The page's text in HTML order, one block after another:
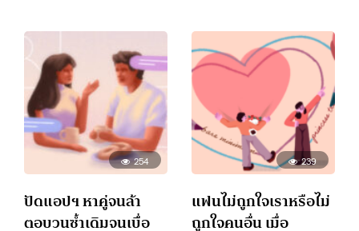
254
ปัดแอปฯ หาคู่จนล้า
ตอบวนซ้ำเดิมจนเบื่อ
239
แฟนไม่ถูกใจเราหรือไม่
ถูกใจคนอื่น เมื่อ